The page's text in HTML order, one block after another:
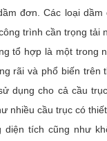
đơn. Các loại
trình cần trọng tải
tổ hợp là một trong
rãi và phổ biến trên
dụng cho cả cầu
nhiều cầu trục có
tích cũng như